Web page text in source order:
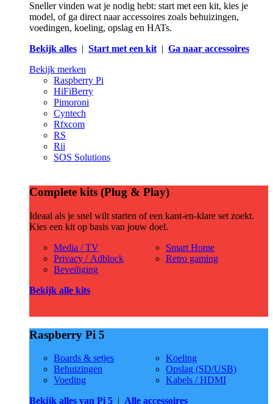
Sneller vinden wat je nodig hebt: start met een kit, kies je
model, of ga direct naar accessoires zoals behuizingen,
voedingen, koeling, opslag en HATs.
Bekijk alles | Start met een kit| Ga naar accessoires
Bekijk merken
Raspberry Pi
HiFiBerry
Pimoroni
Cyntech
Rfxcom
RS
Rii
SOS Solutions
Complete kits (Plug & Play)
Ideaal als je snel wilt starten of een kant-en-klare set zoekt.
Kies een kit op basis van jouw doel.
Media / TV
Privacy / Adblock
Beveiliging
Smart Home
Retro gaming
Bekijk alle kits
Raspberry Pi 5
Boards & setjes
Behuizingen
Voeding
Koeling
Opslag (SD/USB)
Kabels / HDMI
Bekijk alles van Pi 5 | Alle accessoires